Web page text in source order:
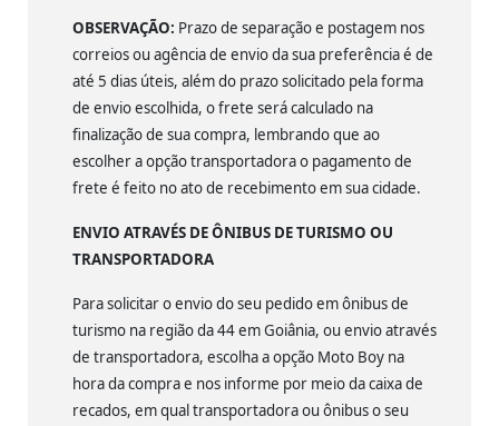
OBSERVAÇÃO: Prazo de separação e postagem nos
correios ou agência de envio da sua preferência é de
até 5 dias úteis, além do prazo solicitado pela forma
de envio escolhida, o frete será calculado na
finalização de sua compra, lembrando que ao
escolher a opção transportadora o pagamento de
frete é feito no ato de recebimento em sua cidade.
ENVIO ATRAVÉS DE ÔNIBUS DE TURISMO OU
TRANSPORTADORA
Para solicitar o envio do seu pedido em ônibus de
turismo na região da 44 em Goiânia, ou envio através
de transportadora, escolha a opção Moto Boy na
hora da compra e nos informe por meio da caixa de
recados, em qual transportadora ou ônibus o seu